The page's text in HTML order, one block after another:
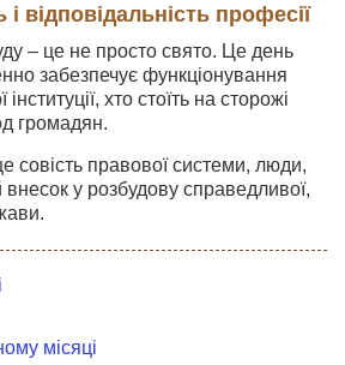
відповідальність професії
– це не просто свято. Це день
забезпечує функціонування
хто стоїть на сторожі
громадян.
совість правової системи, люди,
внесок у розбудову справедливої,
місяці